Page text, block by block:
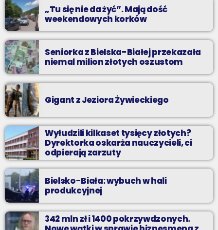
„Tu się nie da żyć”. Mają dość
weekendowych korków
Seniorka z Bielska-Białej przekazała
niemal milion złotych oszustom
Gigant z Jeziora Żywieckiego
Wyłudzili kilkaset tysięcy złotych?
Dyrektorka oskarża nauczycieli, ci
odpierają zarzuty
Bielsko-Biała: wybuch w hali
produkcyjnej
342 mln zł i 1400 pokrzywdzonych.